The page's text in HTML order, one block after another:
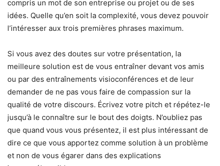
compris un mot de son entreprise ou projet ou de ses
idées. Quelle qu’en soit la complexité, vous devez pouvoir
l’intéresser aux trois premières phrases maximum.
Si vous avez des doutes sur votre présentation, la
meilleure solution est de vous entraîner devant vos amis
ou par des entraînements visioconférences et de leur
demander de ne pas vous faire de compassion sur la
qualité de votre discours. Écrivez votre pitch et répétez-le
jusqu’à le connaître sur le bout des doigts. N’oubliez pas
que quand vous vous présentez, il est plus intéressant de
dire ce que vous apportez comme solution à un problème
et non de vous égarer dans des explications